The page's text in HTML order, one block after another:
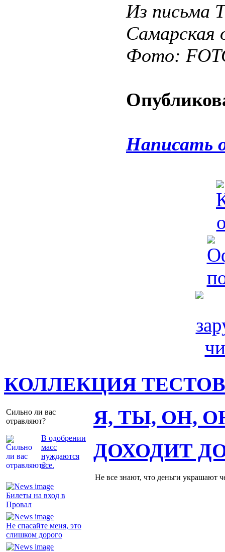
Из письма
Самарская
Фото:
Написать
КОЛЛЕКЦИЯ ТЕСТОВ
Сильно ли вас
отравляют?
В одобрении
масс
нуждаются
все.
Я, ТЫ, ОН,
Билеты на вход в
Провал
Не спасайте меня, это
слишком дорого
ДОХОДИТ
Не все знают, что деньги украшают